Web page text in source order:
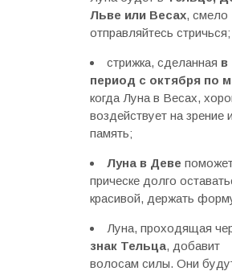
Льве или Весах, смело
отправляйтесь стричься;
стрижка, сделанная в
период с октября по
когда Луна в Весах,
воздействует на зрение и
память;
Луна в Деве
прическе долго
красивой, держать
Луна, проходящая
знак Тельца, добавит
волосам силы. Они